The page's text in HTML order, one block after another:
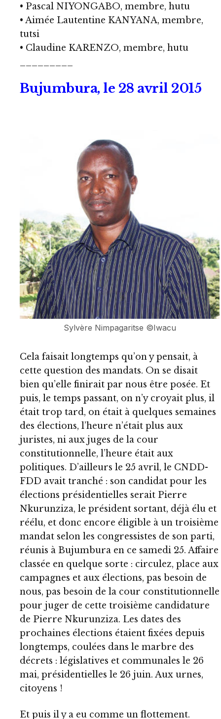
• Pascal NIYONGABO, membre, hutu
• Aimée Lautentine KANYANA, membre,
tutsi
• Claudine KARENZO, membre, hutu
Bujumbura, le 28 avril 2015
Sylvère Nimpagaritse ©Iwacu
Cela faisait longtemps qu’on y pensait, à
cette question des mandats. On se disait
bien qu’elle finirait par nous être posée. Et
puis, le temps passant, on n’y croyait plus, il
était trop tard, on était à quelques semaines
des élections, l’heure n’était plus aux
juristes, ni aux juges de la cour
constitutionnelle, l’heure était aux
politiques. D’ailleurs le 25 avril, le CNDD-
FDD avait tranché : son candidat pour les
élections présidentielles serait Pierre
Nkurunziza, le président sortant, déjà élu et
réélu, et donc encore éligible à un troisième
mandat selon les congressistes de son parti,
réunis à Bujumbura en ce samedi 25. Affaire
classée en quelque sorte : circulez, place aux
campagnes et aux élections, pas besoin de
nous, pas besoin de la cour constitutionnelle
pour juger de cette troisième candidature
de Pierre Nkurunziza. Les dates des
prochaines élections étaient fixées depuis
longtemps, coulées dans le marbre des
décrets : législatives et communales le 26
mai, présidentielles le 26 juin. Aux urnes,
citoyens !
Et puis il y a eu comme un flottement.